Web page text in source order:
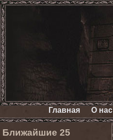
Главная О нас
Ближайшие 25